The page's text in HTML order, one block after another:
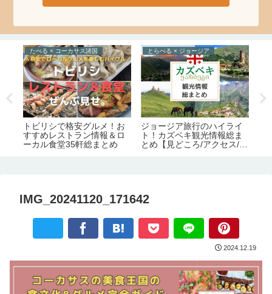
たべる × コーカサス諸国
トビリシで格安グルメ！お
すすめレストラン情報＆ロ
ーカル食堂35軒総まとめ
とらべる × ジョージア
ジョージア旅行のハイライ
ト！カズベキ観光情報総ま
とめ【見どころ/アクセス/必
IMG_20241120_171642
2024.12.19